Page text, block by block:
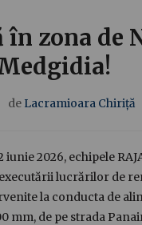
în zona de
de Lacramioara Chiriță
iunie 2026, echipele
lucrărilor de
la conducta de
mm, de pe strada